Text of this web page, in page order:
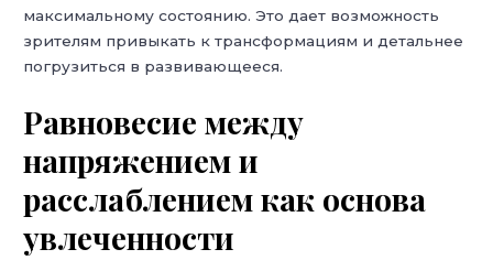
максимальному состоянию. Это дает возможность
зрителям привыкать к трансформациям и детальнее
погрузиться в развивающееся.
Равновесие между
напряжением и
расслаблением как основа
увлеченности